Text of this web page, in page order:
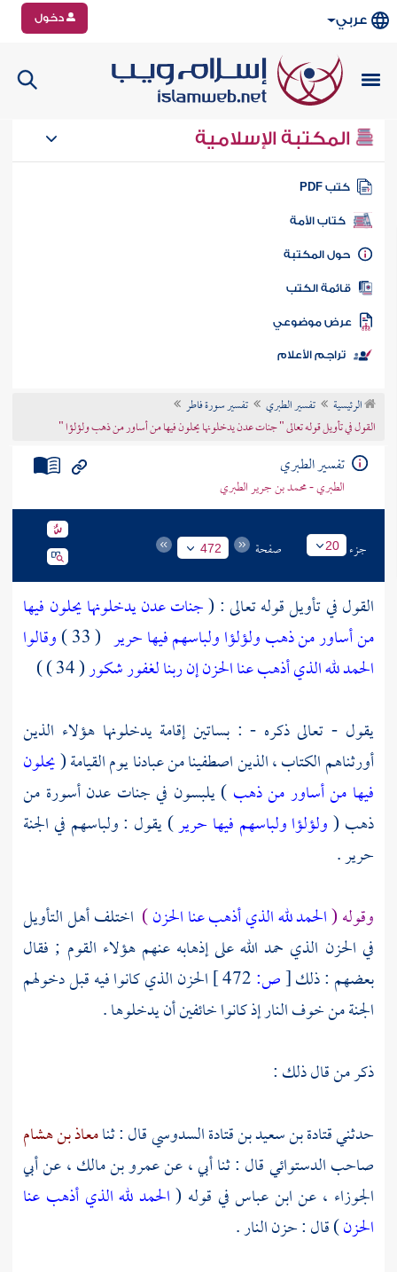
عربي دخول
المكتبة الإسلامية
كتب PDF
كتاب الأمة
المكتبة
الكتب
موضوعي
تراجم الأعلام
الرئيسية تفسير الطبري
تفسير سورة فاطر
القول في تأويل قوله تعالى " جنات عدن يدخلونها يحلون فيها من أساور من ذهب ولؤلؤا "
تفسير الطبري
الطبري - محمد بن جرير الطبري
جزء 20 صفحة 472
القول في تأويل قوله تعالى : (جنات عدن يدخلونها يحلون فيها
من أساور من ذهب ولؤلؤا ولباسهم فيها حرير ( 33 )
وقالوا
الحمد لله الذي أذهب عنا الحزن إن ربنا لغفور شكور( 34 ) )
يقول - تعالى ذكره - : بساتين إقامة يدخلونها هؤلاء الذين
أورثناهم الكتاب ، الذين اصطفينا من عبادنا يوم القيامة (يحلون
فيها من أساور من ذهب ) يلبسون في جنات عدن أسورة من
ذهب (ولؤلؤا ولباسهم فيها حرير) يقول : ولباسهم في الجنة
حرير .
وقوله (الحمد لله الذي أذهب عنا الحزن) اختلف أهل التأويل
في الحزن الذي حمد الله على إذهابه عنهم هؤلاء القوم ; فقال
بعضهم : ذلك[ص:
الحزن الذي كانوا فيه قبل دخولهم
الجنة من خوف النار إذ كانوا خائفين أن يدخلوها .
ذكر من قال ذلك :
حدثنيقتادة بن سعيد بن قتادة السدوسيقال : ثنامعاذ بن هشام
صاحب الدستوائي قال : ثنا أبي ، عنعمرو بن مالك ،عنأبي
الجوزاء ، عنابن عباسفي قوله (الحمد لله الذي أذهب عنا
الحزن) قال : حزن النار .